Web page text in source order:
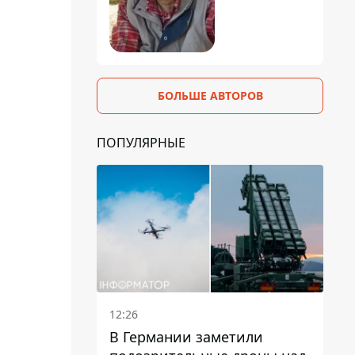
БОЛЬШЕ АВТОРОВ
ПОПУЛЯРНЫЕ
12:26
В Германии заметили